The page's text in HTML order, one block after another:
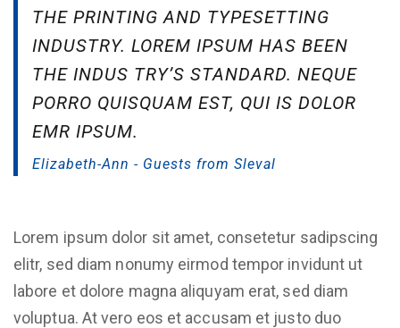
THE PRINTING AND TYPESETTING
INDUSTRY. LOREM IPSUM HAS BEEN
THE INDUS TRY’S STANDARD. NEQUE
PORRO QUISQUAM EST, QUI IS DOLOR
EMR IPSUM.
Elizabeth-Ann - Guests from Sleval
Lorem ipsum dolor sit amet, consetetur sadipscing
elitr, sed diam nonumy eirmod tempor invidunt ut
labore et dolore magna aliquyam erat, sed diam
voluptua. At vero eos et accusam et justo duo